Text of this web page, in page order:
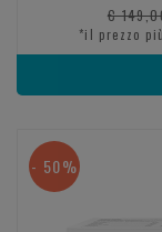
€
*il prezzo
- 50%